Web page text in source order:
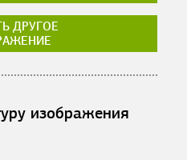
ДРУГОЕ
изображения